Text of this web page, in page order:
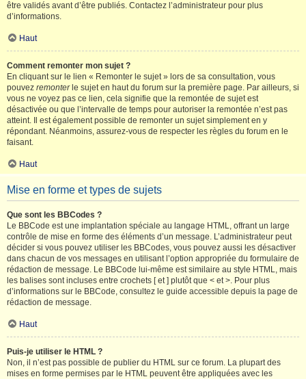
être validés avant d’être publiés. Contactez l’administrateur pour plus
d’informations.
Haut
Comment remonter mon sujet ?
En cliquant sur le lien « Remonter le sujet » lors de sa consultation, vous
pouvez remonterle sujet en haut du forum sur la première page. Par ailleurs, si
vous ne voyez pas ce lien, cela signifie que la remontée de sujet est
désactivée ou que l’intervalle de temps pour autoriser la remontée n’est pas
atteint. Il est également possible de remonter un sujet simplement en y
répondant. Néanmoins, assurez-vous de respecter les règles du forum en le
faisant.
Haut
Mise en forme et types de sujets
Que sont les BBCodes ?
Le BBCode est une implantation spéciale au langage HTML, offrant un large
contrôle de mise en forme des éléments d’un message. L’administrateur peut
décider si vous pouvez utiliser les BBCodes, vous pouvez aussi les désactiver
dans chacun de vos messages en utilisant l’option appropriée du formulaire de
rédaction de message. Le BBCode lui-même est similaire au style HTML, mais
les balises sont incluses entre crochets [ et ] plutôt que < et >. Pour plus
d’informations sur le BBCode, consultez le guide accessible depuis la page de
rédaction de message.
Haut
Puis-je utiliser le HTML ?
Non, il n’est pas possible de publier du HTML sur ce forum. La plupart des
mises en forme permises par le HTML peuvent être appliquées avec les